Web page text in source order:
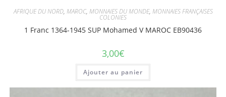
AFRIQUE DU NORD, MAROC, MONNAIES DU MONDE, MONNAIES FRANÇAISES
COLONIES
1 Franc 1364-1945 SUP Mohamed V MAROC EB90436
3,00€
Ajouter au panier